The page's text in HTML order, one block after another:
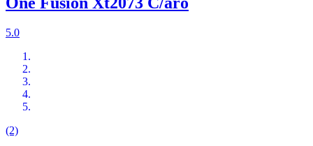
5.0
(2)